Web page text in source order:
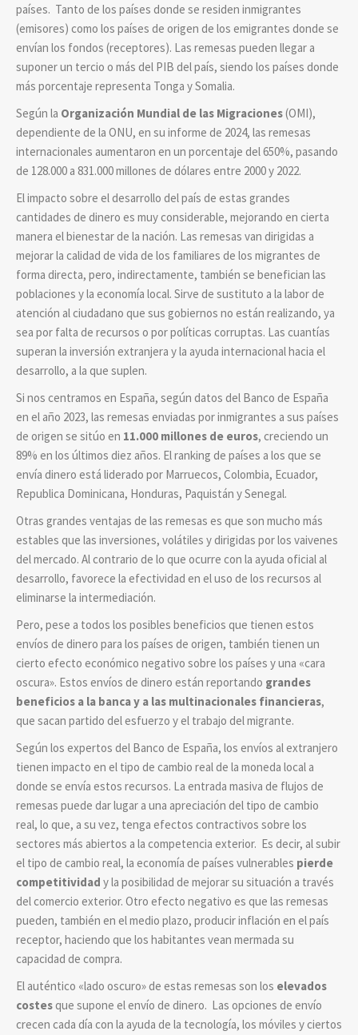
países. Tanto de los países donde se residen inmigrantes
(emisores) como los países de origen de los emigrantes donde se
envían los fondos (receptores). Las remesas pueden llegar a
suponer un tercio o más del PIB del país, siendo los países donde
más porcentaje representa Tonga y Somalia.
Según la Organización Mundial de las Migraciones(OMI),
dependiente de la ONU, en su informe de 2024, las remesas
internacionales aumentaron en un porcentaje del 650%, pasando
de 128.000 a 831.000 millones de dólares entre 2000 y 2022.
El impacto sobre el desarrollo del país de estas grandes
cantidades de dinero es muy considerable, mejorando en cierta
manera el bienestar de la nación. Las remesas van dirigidas a
mejorar la calidad de vida de los familiares de los migrantes de
forma directa, pero, indirectamente, también se benefician las
poblaciones y la economía local. Sirve de sustituto a la labor de
atención al ciudadano que sus gobiernos no están realizando, ya
sea por falta de recursos o por políticas corruptas. Las cuantías
superan la inversión extranjera y la ayuda internacional hacia el
desarrollo, a la que suplen.
Si nos centramos en España, según datos del Banco de España
en el año 2023, las remesas enviadas por inmigrantes a sus países
de origen se sitúo en 11.000 millones de euros, creciendo un
89% en los últimos diez años. El ranking de países a los que se
envía dinero está liderado por Marruecos, Colombia, Ecuador,
Republica Dominicana, Honduras, Paquistán y Senegal.
Otras grandes ventajas de las remesas es que son mucho más
estables que las inversiones, volátiles y dirigidas por los vaivenes
del mercado. Al contrario de lo que ocurre con la ayuda oficial al
desarrollo, favorece la efectividad en el uso de los recursos al
eliminarse la intermediación.
Pero, pese a todos los posibles beneficios que tienen estos
envíos de dinero para los países de origen, también tienen un
cierto efecto económico negativo sobre los países y una «cara
oscura». Estos envíos de dinero están reportando grandes
beneficios a la banca y a las multinacionales financieras,
que sacan partido del esfuerzo y el trabajo del migrante.
Según los expertos del Banco de España, los envíos al extranjero
tienen impacto en el tipo de cambio real de la moneda local a
donde se envía estos recursos. La entrada masiva de flujos de
remesas puede dar lugar a una apreciación del tipo de cambio
real, lo que, a su vez, tenga efectos contractivos sobre los
sectores más abiertos a la competencia exterior. Es decir, al subir
el tipo de cambio real, la economía de países vulnerables pierde
competitividad y la posibilidad de mejorar su situación a través
del comercio exterior. Otro efecto negativo es que las remesas
pueden, también en el medio plazo, producir inflación en el país
receptor, haciendo que los habitantes vean mermada su
capacidad de compra.
El auténtico «lado oscuro» de estas remesas son los elevados
costesque supone el envío de dinero. Las opciones de envío
crecen cada día con la ayuda de la tecnología, los móviles y ciertos